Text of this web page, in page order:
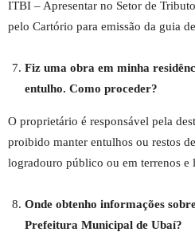
ITBI – Apresentar no Setor de
pelo Cartório para emissão da guia
Fiz uma obra em minha
entulho. Como proceder?
O proprietário é responsável pela
proibido manter entulhos ou restos
logradouro público ou em terrenos e
Onde obtenho informações
Prefeitura Municipal de Ubaí?